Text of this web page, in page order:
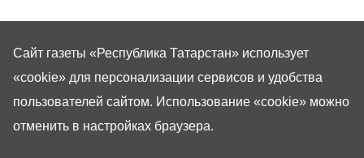
Сайт газеты «Республика Татарстан» использует
«cookie» для персонализации сервисов и удобства
пользователей сайтом. Использование «cookie» можно
отменить в настройках браузера.